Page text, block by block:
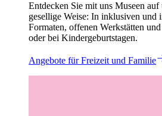
Entdecken Sie mit uns Museen auf
gesellige Weise: In inklusiven und
Formaten, offenen Werkstätten
oder bei Kindergeburtstagen.
Angebote für Freizeit und Familie